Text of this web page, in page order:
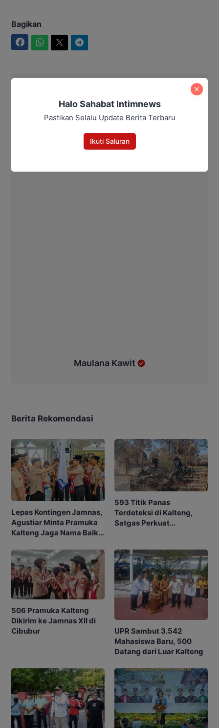
Bagikan
Maulana Kawit
Berita Rekomendasi
Lepas Kontingen Jamnas,
Agustiar Minta Pramuka
Kalteng Jaga Nama Baik
593 Titik Panas
Terdeteksi di Kalteng,
Satgas Perkuat
506 Pramuka Kalteng
Dikirim ke Jamnas XII di
Cibubur
UPR Sambut 3.542
Mahasiswa Baru, 500
Datang dari Luar Kalteng
Halo Sahabat Intimnews
Pastikan Selalu Update Berita Terbaru
Ikuti Saluran